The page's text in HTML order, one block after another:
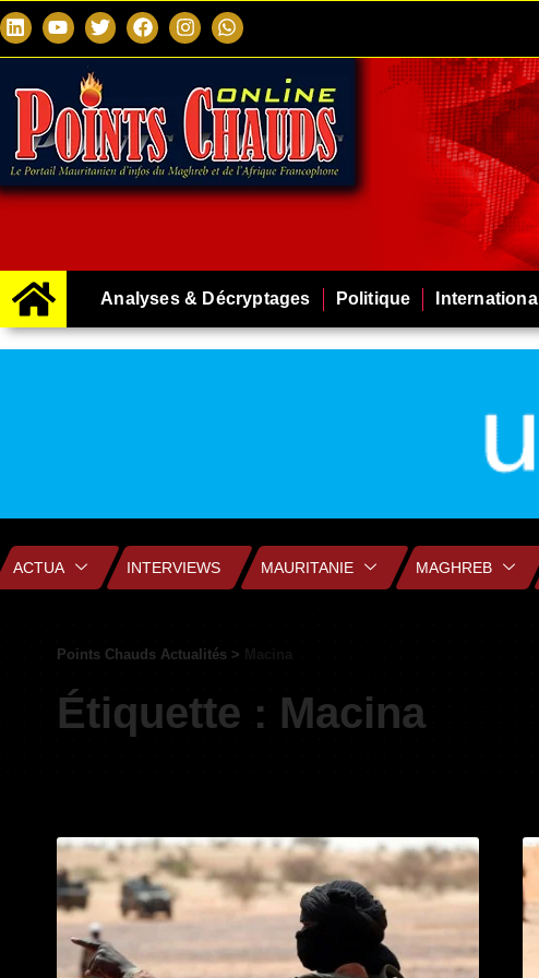
Analyses & Décryptages Politique International
ACTUA INTERVIEWS MAURITANIE MAGHREB
Points Chauds Actualités >
Étiquette : Macina